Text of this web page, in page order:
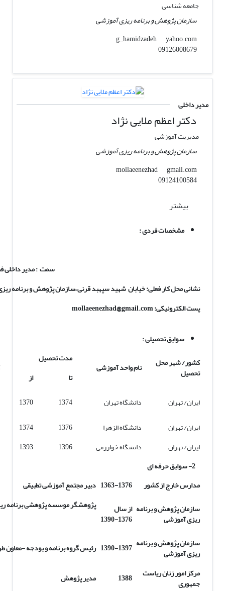
جامعه شناسی
سازمان پژوهش و برنامه ریزی آموزشی
g_hamidzadeh
yahoo.com
09126008679
مدیر داخلی
دکتر اعظم ملایی نژاد
مدیریت آموزشی
سازمان پژوهش و برنامه ریزی آموزشی
mollaeenezhad
gmail.com
09124100584
بیشتر
مشخصات فردی :
سمت: مدیر داخلی
نشانی محل کار فعلی: خیابان شهید سپهبد قرنی–سازمان پژوهش و برنامه
پست الکترونیکی:mollaeenezhad@gmail.com
سوابق تحصیلی :
کشور/ شهر محل
تحصیل نام واحد آموزشی
مدت تحصیل
تا
از
ایران/ تهران
دانشگاه تهران 1374
1370
ایران/ تهران
دانشگاه الزهرا 1376
1374
ایران/ تهران
دانشگاه خوارزمی 1396
1393
مدارس خارج از کشور
1363-1376 دبیر مجتمع آموزشی تطبیقی
سازمان پژوهش و برنامه
ریزی آموزشی
از سال
1376-1390
پژوهشگر موسسه پژوهشی برنامه
سازمان پژوهش و برنامه
ریزی آموزشی 1390-1397 رئیس گروه برنامه و بودجه -معاون
مرکز امور زنان ریاست
جمهوری 1388
مدیر پژوهش